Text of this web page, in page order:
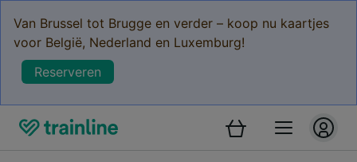
Van Brussel tot Brugge en verder – koop nu kaartjes
voor België, Nederland en Luxemburg!
Reserveren